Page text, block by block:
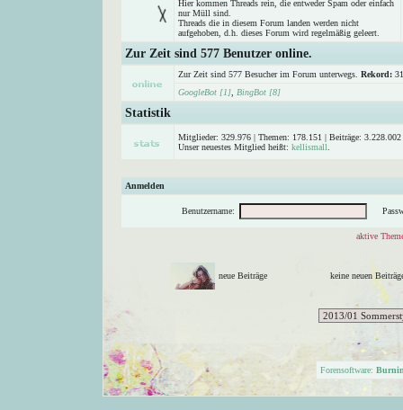
Hier kommen Threads rein, die entweder Spam oder einfach
nur Müll sind.
Threads die in diesem Forum landen werden nicht
aufgehoben, d.h. dieses Forum wird regelmäßig geleert.
Zur Zeit sind 577 Benutzer online.
Zur Zeit sind 577 Besucher im Forum unterwegs. Rekord:
GoogleBot [1]
BingBot [8]
Statistik
Mitglieder: 329.976 | Themen: 178.151 | Beiträge:
Unser neuestes Mitglied heißt: kellismall
Anmelden
Benutzername:
aktive
neue Beiträge keine neuen
Forensoftware: